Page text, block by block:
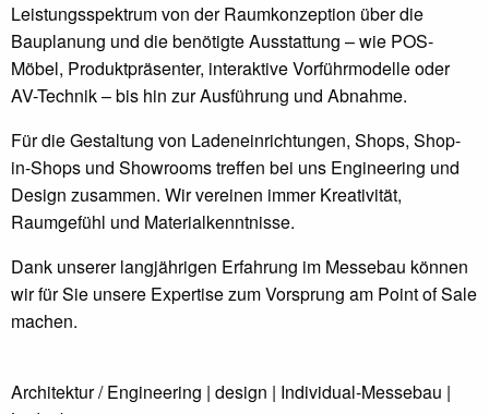
Leistungsspektrum von der Raumkonzeption über die
Bauplanung und die benötigte Ausstattung – wie POS-
Möbel, Produktpräsenter, interaktive Vorführmodelle oder
AV-Technik – bis hin zur Ausführung und Abnahme.
Für die Gestaltung von Ladeneinrichtungen, Shops, Shop-
in-Shops und Showrooms treffen bei uns Engineering und
Design zusammen. Wir vereinen immer Kreativität,
Raumgefühl und Materialkenntnisse.
Dank unserer langjährigen Erfahrung im Messebau können
wir für Sie unsere Expertise zum Vorsprung am Point of Sale
machen.
Architektur / Engineering | design | Individual-Messebau |